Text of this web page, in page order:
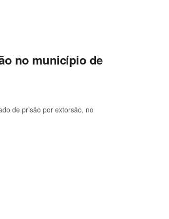
no município de
de prisão por extorsão, no